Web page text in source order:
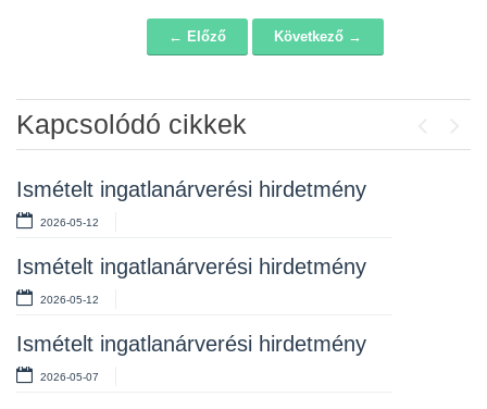
← Előző Következő →
Kapcsolódó cikkek
Ismételt ingatlanárverési hirdetmény
2026-05-12
Ismételt ingatlanárverési hirdetmény
2026-05-12
Ismételt ingatlanárverési hirdetmény
2026-05-07
Ingatlanárverési hirdetmény
2026-04-01
Hirdetmény – ismételt ingatlanárverés
2026-03-17
Ismételt ingatlanárverési hirdetmények
2026-03-02